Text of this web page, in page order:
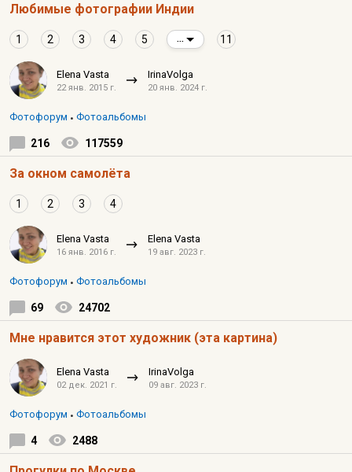
Любимые фотографии Индии
1 2 3 4 5 11
Elena Vasta
22 янв. 2015 г.
IrinaVolga
20 янв. 2024 г.
Фотофорум Фотоальбомы
216 117559
За окном самолёта
1 2 3 4
Elena Vasta
16 янв. 2016 г.
Elena Vasta
19 авг. 2023 г.
Фотофорум Фотоальбомы
69 24702
Мне нравится этот художник (эта картина)
Elena Vasta
02 дек. 2021 г.
IrinaVolga
09 авг. 2023 г.
Фотофорум Фотоальбомы
4 2488